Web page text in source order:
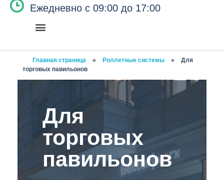
Ежедневно с 09:00 до 17:00
Главная страница » Роллетные системы »
Для
торговых павильонов
Для
торговых
павильонов